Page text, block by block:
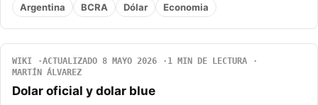
Argentina BCRA Dólar Economia
WIKI ACTUALIZADO 8 MAYO 2026
1 MIN DE LECTURA
MARTÍN ÁLVAREZ
Dolar oficial y dolar blue